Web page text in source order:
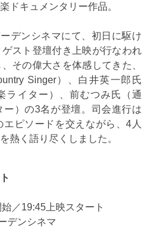
ドキュメンタリー作品。
デンシネマにて、初日に駆け
スト登壇付き上映が行なわれ
その偉大さを体感してきた、
Singer）、白井英一郎氏
ライター）、前むつみ氏（通
）の3名が登壇。司会進行は
ピソードを交えながら、4人
熱く語り尽くしました。
／19:45上映スタート
デンシネマ